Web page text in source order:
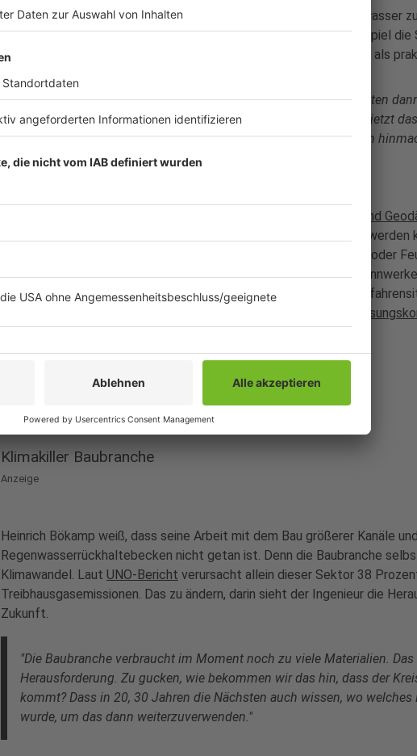
Eine wirkliche Möglichkeit, alte historische Stadtkerne vor Hochwasser
Experte kaum. Mobile Hochwasserschutzwände, wie sie zum Beispiel
wenn eine Hochwasserwelle im Rhein erwartet wird, sieht er nicht als
"Da wissen sie ja, wie sie das Wasser führen wollen. Sie bräuchten
Anlagen, die sie dauerhaft dort stehen haben. Und wenn ihnen jetzt
Stadt reinläuft, über die Straßen, wo wollen sie dann die Sperren
Karte vom Bundesamt für Kartographie und
und Gemeinden informieren können, wo Starkregen zum Problem werden
überprüft werden, ob dort eventuell Kindergärten, Krankenhäuser oder
speziell geschützt werden müssen. Oder ob dort wichtige
für wichtige Telekommunikation stehen, auf die man gerade in
Städte und Kreise in den letzten Jahren entwickelt haben.
Klimakiller Baubranche
Anzeige
Heinrich Bökamp weiß, dass seine Arbeit mit dem Bau größerer Kanäle und
Regenwasserrückhaltebecken nicht getan ist. Denn die Baubranche
Klimawandel. Laut UNO-Bericht verursacht allein dieser Sektor 38
Treibhausgasemissionen. Das zu ändern, darin sieht der Ingenieur die
Zukunft.
"Die Baubranche verbraucht im Moment noch zu viele Materialien.
Herausforderung. Zu gucken, wie bekommen wir das hin, dass der
kommt? Dass in 20, 30 Jahren die Nächsten auch wissen, wo welches
wurde, um das dann weiterzuverwenden."